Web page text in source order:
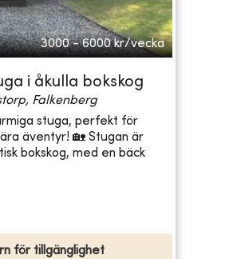
3000 - 6000 kr/vecka
i åkulla bokskog
Falkenberg
stuga, perfekt för
äventyr! 🏡 Stugan är
bokskog, med en bäck
för tillgänglighet